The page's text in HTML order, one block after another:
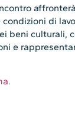
di
beni culturali,
e
.